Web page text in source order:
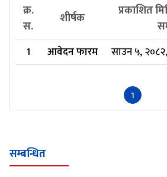
क्र.
स.
शीर्षक
प्रकाशित
1 आवेदन फारम साउन ५,
1
सम्बन्धित